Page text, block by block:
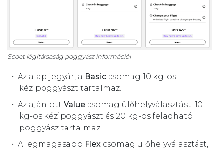
Scoot légitársaság poggyász információi
Az alap jegyár, a Basic csomag 10 kg-os
kézipoggyászt tartalmaz.
Az ajánlottValue csomag ülőhelyválasztást, 10
kg-os kézipoggyászt és 20 kg-os feladható
poggyász tartalmaz.
A legmagasabb Flex csomag ülőhelyválasztást,